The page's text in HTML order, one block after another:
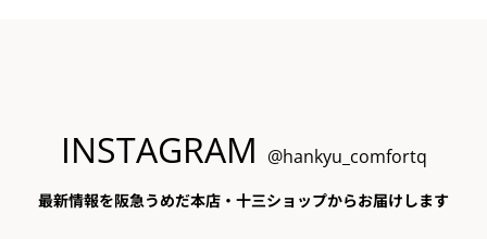
INSTAGRAM @hankyu_comfortq
最新情報を阪急うめだ本店・十三ショップからお届けします